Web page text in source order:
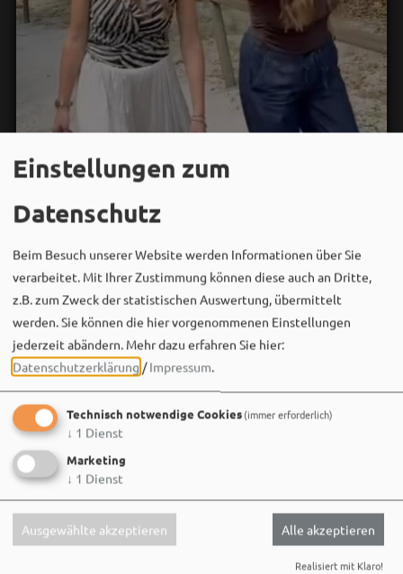
Bergwaldtheater
06. August um 18:08 via Facebook
Sei wie Luisa & Chiara!
Komm am 08.08. ins Bergwaldtheater und hol dir deinen
neuen Ohrwurm. 🎤✨
Gute Musik, beste Stimmung und ein Sommerabend,
der im Kopf bleibt. 🌿🎵
Wir sehen uns…
Einstellungen zum
Datenschutz
Beim Besuch unserer Website werden Informationen über Sie
verarbeitet. Mit Ihrer Zustimmung können diese auch an Dritte,
z.B. zum Zweck der statistischen Auswertung, übermittelt
werden. Sie können die hier vorgenommenen Einstellungen
jederzeit abändern. Mehr dazu erfahren Sie hier:
Datenschutzerklärung /Impressum.
Technisch notwendige Cookies(immer erforderlich)
↓ 1 Dienst
Marketing
↓ 1 Dienst
Ausgewählte akzeptieren Alle akzeptieren
Realisiert mit Klaro!